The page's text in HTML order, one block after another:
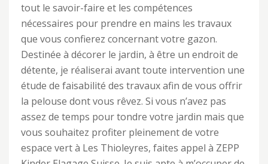
tout le savoir-faire et les compétences
nécessaires pour prendre en mains les travaux
que vous confierez concernant votre gazon.
Destinée à décorer le jardin, à être un endroit de
détente, je réaliserai avant toute intervention une
étude de faisabilité des travaux afin de vous offrir
la pelouse dont vous rêvez. Si vous n’avez pas
assez de temps pour tondre votre jardin mais que
vous souhaitez profiter pleinement de votre
espace vert à Les Thioleyres, faites appel à ZEPP